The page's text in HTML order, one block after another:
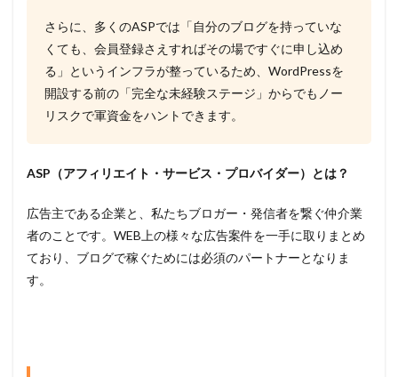
さらに、多くのASPでは「自分のブログを持っていな
くても、会員登録さえすればその場ですぐに申し込め
る」というインフラが整っているため、WordPressを
開設する前の「完全な未経験ステージ」からでもノー
リスクで軍資金をハントできます。
ASP（アフィリエイト・サービス・プロバイダー）とは？
広告主である企業と、私たちブロガー・発信者を繋ぐ仲介業
者のことです。WEB上の様々な広告案件を一手に取りまとめ
ており、ブログで稼ぐためには必須のパートナーとなりま
す。